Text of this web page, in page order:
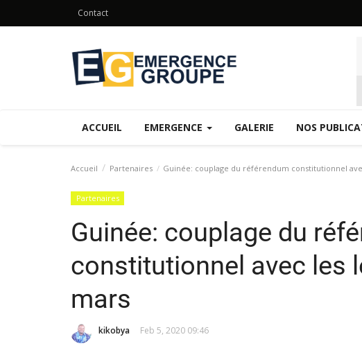
Contact
ACCUEIL EMERGENCE GALERIE NOS
Accueil Partenaires Guinée: couplage du référendum constitutionnel
Partenaires
Guinée: couplage du
constitutionnel avec les
mars
kikobya Feb 5, 2020 09:46